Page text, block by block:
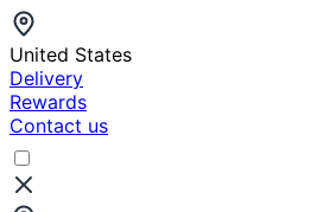
United States
Delivery
Rewards
Contact us